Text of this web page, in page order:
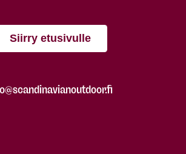
Siirry etusivulle